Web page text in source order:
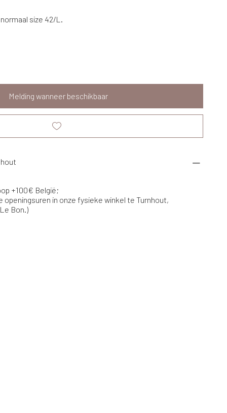
size 42/L.
Melding wanneer beschikbaar
+100€ België;
openingsuren in onze fysieke winkel te Turnhout,
Bon.)